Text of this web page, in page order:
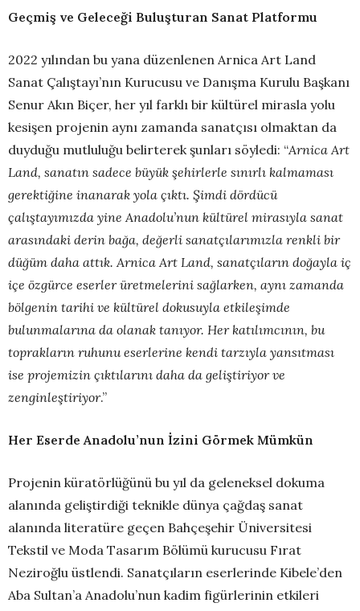
Geçmiş ve Geleceği Buluşturan Sanat Platformu
2022 yılından bu yana düzenlenen Arnica Art Land
Sanat Çalıştayı’nın Kurucusu ve Danışma Kurulu Başkanı
Senur Akın Biçer, her yıl farklı bir kültürel mirasla yolu
kesişen projenin aynı zamanda sanatçısı olmaktan da
duyduğu mutluluğu belirterek şunları söyledi: “Arnica Art
Land, sanatın sadece büyük şehirlerle sınırlı kalmaması
gerektiğine inanarak yola çıktı. Şimdi dördücü
çalıştayımızda yine Anadolu’nun kültürel mirasıyla sanat
arasındaki derin bağa, değerli sanatçılarımızla renkli bir
düğüm daha attık. Arnica Art Land, sanatçıların doğayla iç
içe özgürce eserler üretmelerini sağlarken, aynı zamanda
bölgenin tarihi ve kültürel dokusuyla etkileşimde
bulunmalarına da olanak tanıyor. Her katılımcının, bu
toprakların ruhunu eserlerine kendi tarzıyla yansıtması
ise projemizin çıktılarını daha da geliştiriyor ve
zenginleştiriyor.”
Her Eserde Anadolu’nun İzini Görmek Mümkün
Projenin küratörlüğünü bu yıl da geleneksel dokuma
alanında geliştirdiği teknikle dünya çağdaş sanat
alanında literatüre geçen Bahçeşehir Üniversitesi
Tekstil ve Moda Tasarım Bölümü kurucusu Fırat
Neziroğlu üstlendi. Sanatçıların eserlerinde Kibele’den
Aba Sultan’a Anadolu’nun kadim figürlerinin etkileri